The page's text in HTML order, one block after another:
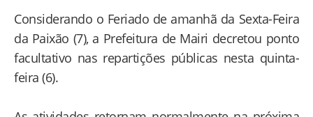
Considerando o Feriado de amanhã da Sexta-Feira
da Paixão (7), a Prefeitura de Mairi decretou ponto
facultativo nas repartições públicas nesta quinta-
feira (6).